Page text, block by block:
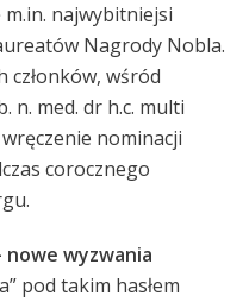
m.in. najwybitniejsi
Nagrody Nobla.
członków, wśród
n. med. dr h.c. multi
nominacji
corocznego
nowe wyzwania
pod takim hasłem